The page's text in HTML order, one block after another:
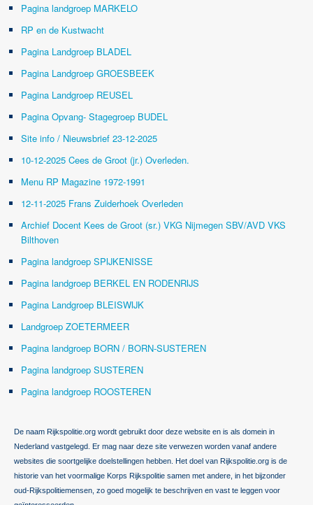
Pagina landgroep MARKELO
RP en de Kustwacht
Pagina Landgroep BLADEL
Pagina Landgroep GROESBEEK
Pagina Landgroep REUSEL
Pagina Opvang- Stagegroep BUDEL
Site info / Nieuwsbrief 23-12-2025
10-12-2025 Cees de Groot (jr.) Overleden.
Menu RP Magazine 1972-1991
12-11-2025 Frans Zuiderhoek Overleden
Archief Docent Kees de Groot (sr.) VKG Nijmegen SBV/AVD VKS
Bilthoven
Pagina landgroep SPIJKENISSE
Pagina landgroep BERKEL EN RODENRIJS
Pagina Landgroep BLEISWIJK
Landgroep ZOETERMEER
Pagina landgroep BORN / BORN-SUSTEREN
Pagina landgroep SUSTEREN
Pagina landgroep ROOSTEREN
De naam Rijkspolitie.org wordt gebruikt door deze website en is als domein in
Nederland vastgelegd. Er mag naar deze site verwezen worden vanaf andere
websites die soortgelijke doelstellingen hebben. Het doel van Rijkspolitie.org is de
historie van het voormalige Korps Rijkspolitie samen met andere, in het bijzonder
oud-Rijkspolitiemensen, zo goed mogelijk te beschrijven en vast te leggen voor